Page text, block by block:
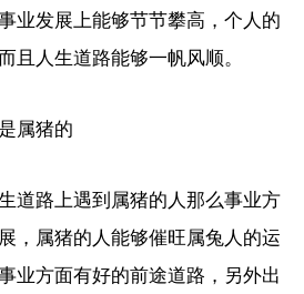
业发展上能够节节攀高，个人的
且人生道路能够一帆风顺。
属猪的
道路上遇到属猪的人那么事业方
，属猪的人能够催旺属兔人的运
业方面有好的前途道路，另外出